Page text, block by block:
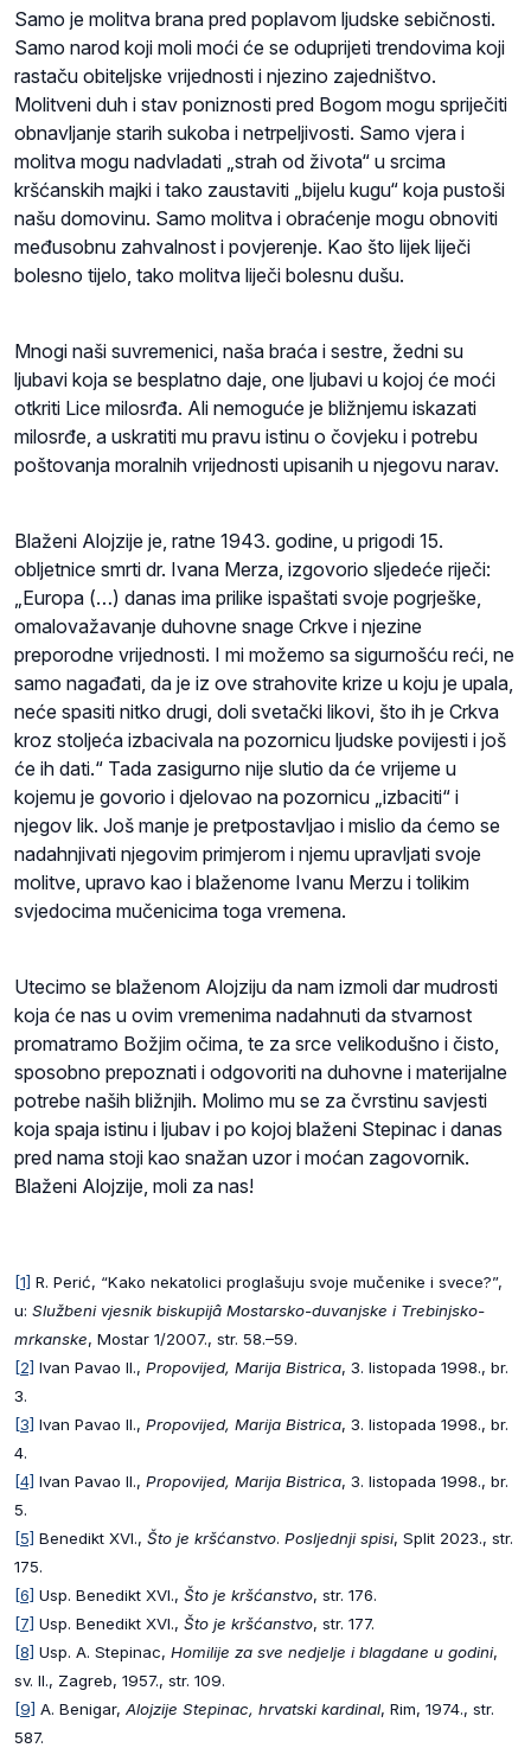
Samo je molitva brana pred poplavom ljudske sebičnosti.
Samo narod koji moli moći će se oduprijeti trendovima koji
rastaču obiteljske vrijednosti i njezino zajedništvo.
Molitveni duh i stav poniznosti pred Bogom mogu spriječiti
obnavljanje starih sukoba i netrpeljivosti. Samo vjera i
molitva mogu nadvladati „strah od života“ u srcima
kršćanskih majki i tako zaustaviti „bijelu kugu“ koja pustoši
našu domovinu. Samo molitva i obraćenje mogu obnoviti
međusobnu zahvalnost i povjerenje. Kao što lijek liječi
bolesno tijelo, tako molitva liječi bolesnu dušu.
Mnogi naši suvremenici, naša braća i sestre, žedni su
ljubavi koja se besplatno daje, one ljubavi u kojoj će moći
otkriti Lice milosrđa. Ali nemoguće je bližnjemu iskazati
milosrđe, a uskratiti mu pravu istinu o čovjeku i potrebu
poštovanja moralnih vrijednosti upisanih u njegovu narav.
Blaženi Alojzije je, ratne 1943. godine, u prigodi 15.
obljetnice smrti dr. Ivana Merza, izgovorio sljedeće riječi:
„Europa (…) danas ima prilike ispaštati svoje pogrješke,
omalovažavanje duhovne snage Crkve i njezine
preporodne vrijednosti. I mi možemo sa sigurnošću reći, ne
samo nagađati, da je iz ove strahovite krize u koju je upala,
neće spasiti nitko drugi, doli svetački likovi, što ih je Crkva
kroz stoljeća izbacivala na pozornicu ljudske povijesti i još
će ih dati.“ Tada zasigurno nije slutio da će vrijeme u
kojemu je govorio i djelovao na pozornicu „izbaciti“ i
njegov lik. Još manje je pretpostavljao i mislio da ćemo se
nadahnjivati njegovim primjerom i njemu upravljati svoje
molitve, upravo kao i blaženome Ivanu Merzu i tolikim
svjedocima mučenicima toga vremena.
Utecimo se blaženom Alojziju da nam izmoli dar mudrosti
koja će nas u ovim vremenima nadahnuti da stvarnost
promatramo Božjim očima, te za srce velikodušno i čisto,
sposobno prepoznati i odgovoriti na duhovne i materijalne
potrebe naših bližnjih. Molimo mu se za čvrstinu savjesti
koja spaja istinu i ljubav i po kojoj blaženi Stepinac i danas
pred nama stoji kao snažan uzor i moćan zagovornik.
Blaženi Alojzije, moli za nas!
[1] R. Perić, “Kako nekatolici proglašuju svoje mučenike i svece?”,
u: Službeni vjesnik biskupijâ Mostarsko-duvanjske i Trebinjsko-
mrkanske, Mostar 1/2007., str. 58.–59.
[2] Ivan Pavao II., Propovijed, Marija Bistrica, 3. listopada 1998., br.
3.
[3] Ivan Pavao II., Propovijed, Marija Bistrica, 3. listopada 1998., br.
4.
[4] Ivan Pavao II., Propovijed, Marija Bistrica, 3. listopada 1998., br.
5.
[5] Benedikt XVI., Što je kršćanstvo. Posljednji spisi, Split 2023., str.
175.
[6] Usp. Benedikt XVI., Što je kršćanstvo, str. 176.
[7] Usp. Benedikt XVI., Što je kršćanstvo, str. 177.
[8] Usp. A. Stepinac, Homilije za sve nedjelje i blagdane u godini,
sv. II., Zagreb, 1957., str. 109.
[9] A. Benigar, Alojzije Stepinac, hrvatski kardinal, Rim, 1974., str.
587.